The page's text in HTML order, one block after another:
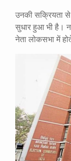
उनकी सक्रियता
सुधार हुआ भी है।
नेता लोकसभा में